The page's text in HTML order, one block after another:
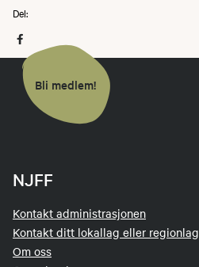
Del:
Bli medlem!
NJFF
Kontakt administrasjonen
Kontakt ditt lokallag eller regionlag
Om oss